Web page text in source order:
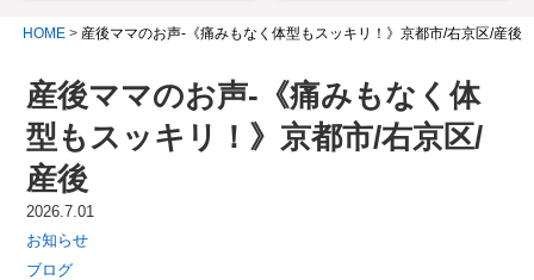
HOME > 産後ママのお声-《痛みもなく体型もスッキリ！》京都市/右京区/産後
産後ママのお声-《痛みもなく体
型もスッキリ！》京都市/右京区/
産後
2026.7.01
お知らせ
ブログ